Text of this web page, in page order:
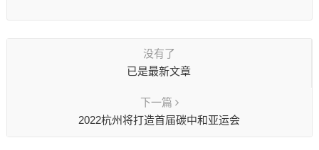
没有了
已是最新文章
下一篇
2022杭州将打造首届碳中和亚运会